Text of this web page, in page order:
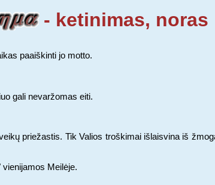
- ketinimas, noras
paaiškinti jo motto.
gali nevaržomas eiti.
priežastis. Tik Valios troškimai išlaisvina iš
Meilėje.